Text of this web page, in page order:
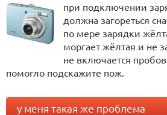
при подключении
должна загореться
по мере зарядки
моргает жёлтая и не
не включается
помогло подскажите пож.
у меня такая же проблема